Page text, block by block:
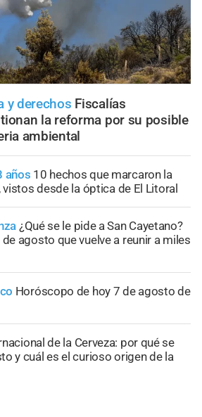
y derechos Fiscalías
la reforma por su posible
ambiental
años 10 hechos que marcaron la
vistos desde la óptica de El Litoral
¿Qué se le pide a San Cayetano?
agosto que vuelve a reunir a miles
Horóscopo de hoy 7 de agosto de
de la Cerveza: por qué se
y cuál es el curioso origen de la